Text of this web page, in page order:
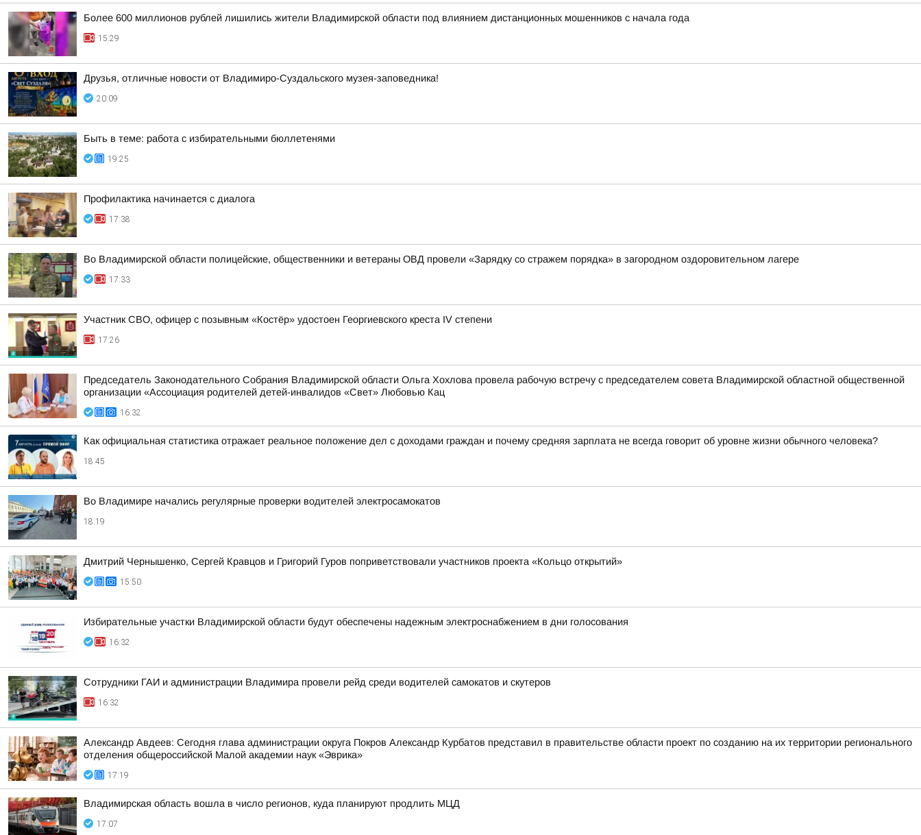
Более 600 миллионов рублей лишились жители Владимирской области под влиянием дистанционных мошенников с начала года
15:29
Друзья, отличные новости от Владимиро-Суздальского музея-заповедника!
20:09
Быть в теме: работа с избирательными бюллетенями
19:25
Профилактика начинается с диалога
17:38
Во Владимирской области полицейские, общественники и ветераны ОВД провели «Зарядку со стражем порядка» в загородном оздоровительном лагере
17:33
Участник СВО, офицер с позывным «Костёр» удостоен Георгиевского креста IV степени
17:26
Председатель Законодательного Собрания Владимирской области Ольга Хохлова провела рабочую встречу с председателем совета Владимирской областной общественной
организации «Ассоциация родителей детей-инвалидов «Свет» Любовью Кац
16:32
Как официальная статистика отражает реальное положение дел с доходами граждан и почему средняя зарплата не всегда говорит об уровне жизни обычного человека?
18:45
Во Владимире начались регулярные проверки водителей электросамокатов
18:19
Дмитрий Чернышенко, Сергей Кравцов и Григорий Гуров поприветствовали участников проекта «Кольцо открытий»
15:50
Избирательные участки Владимирской области будут обеспечены надежным электроснабжением в дни голосования
16:32
Сотрудники ГАИ и администрации Владимира провели рейд среди водителей самокатов и скутеров
16:32
Александр Авдеев: Сегодня глава администрации округа Покров Александр Курбатов представил в правительстве области проект по созданию на их территории регионального
отделения общероссийской Малой академии наук «Эврика»
17:19
Владимирская область вошла в число регионов, куда планируют продлить МЦД
17:07